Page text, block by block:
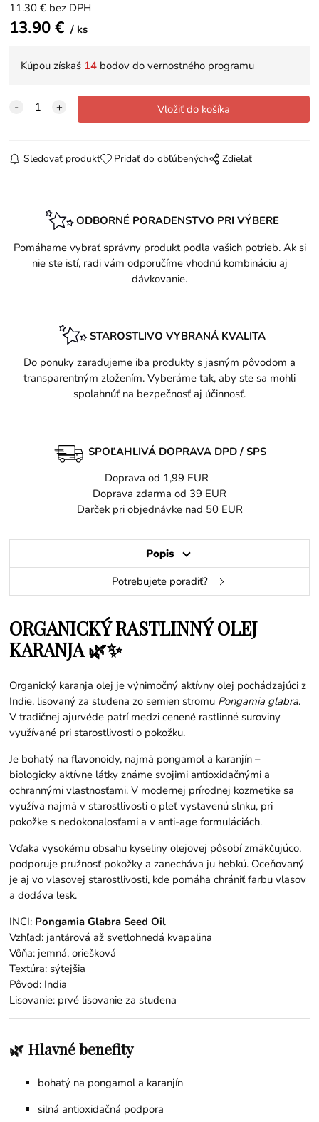
11.30 € bez DPH
13.90€ ks
Kúpou získaš 14 bodov do vernostného programu
Sledovať produkt Pridať do obľúbených Zdielať
ODBORNÉ PORADENSTVO PRI VÝBERE
Pomáhame vybrať správny produkt podľa vašich potrieb. Ak si
nie ste istí, radi vám odporučíme vhodnú kombináciu aj
dávkovanie.
STAROSTLIVO VYBRANÁ KVALITA
Do ponuky zaraďujeme iba produkty s jasným pôvodom a
transparentným zložením. Vyberáme tak, aby ste sa mohli
spoľahnúť na bezpečnosť aj účinnosť.
SPOĽAHLIVÁ DOPRAVA DPD / SPS
Doprava od 1,99 EUR
Doprava zdarma od 39 EUR
Darček pri objednávke nad 50 EUR
Popis
Potrebujete poradiť?
ORGANICKÝ RASTLINNÝ OLEJ
KARANJA 🌿✨
Organický karanja olej je výnimočný aktívny olej pochádzajúci z
Indie, lisovaný za studena zo semien stromu Pongamia glabra.
V tradičnej ajurvéde patrí medzi cenené rastlinné suroviny
využívané pri starostlivosti o pokožku.
Je bohatý na flavonoidy, najmä pongamol a karanjín –
biologicky aktívne látky známe svojimi antioxidačnými a
ochrannými vlastnosťami. V modernej prírodnej kozmetike sa
využíva najmä v starostlivosti o pleť vystavenú slnku, pri
pokožke s nedokonalosťami a v anti-age formuláciách.
Vďaka vysokému obsahu kyseliny olejovej pôsobí zmäkčujúco,
podporuje pružnosť pokožky a zanecháva ju hebkú. Oceňovaný
je aj vo vlasovej starostlivosti, kde pomáha chrániť farbu vlasov
a dodáva lesk.
INCI: Pongamia Glabra Seed Oil
Vzhľad: jantárová až svetlohnedá kvapalina
Vôňa: jemná, oriešková
Textúra: sýtejšia
Pôvod: India
Lisovanie: prvé lisovanie za studena
🌿 Hlavné benefity
bohatý na pongamol a karanjín
silná antioxidačná podpora